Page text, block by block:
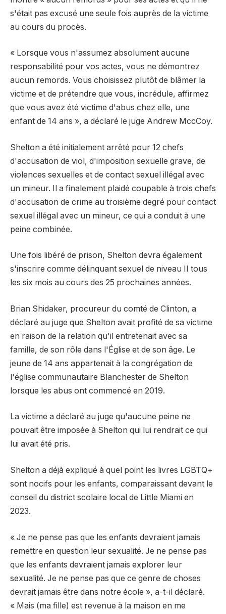
s'était pas excusé une seule fois auprès de la victime
au cours du procès.
« Lorsque vous n'assumez absolument aucune
responsabilité pour vos actes, vous ne démontrez
aucun remords. Vous choisissez plutôt de blâmer la
victime et de prétendre que vous, incrédule, affirmez
que vous avez été victime d'abus chez elle, une
enfant de 14 ans », a déclaré le juge Andrew MccCoy.
Shelton a été initialement arrêté pour 12 chefs
d'accusation de viol, d'imposition sexuelle grave, de
violences sexuelles et de contact sexuel illégal avec
un mineur. Il a finalement plaidé coupable à trois chefs
d'accusation de crime au troisième degré pour contact
sexuel illégal avec un mineur, ce qui a conduit à une
peine combinée.
Une fois libéré de prison, Shelton devra également
s'inscrire comme délinquant sexuel de niveau II tous
les six mois au cours des 25 prochaines années.
Brian Shidaker, procureur du comté de Clinton, a
déclaré au juge que Shelton avait profité de sa victime
en raison de la relation qu'il entretenait avec sa
famille, de son rôle dans l'Église et de son âge. Le
jeune de 14 ans appartenait à la congrégation de
l'église communautaire Blanchester de Shelton
lorsque les abus ont commencé en 2019.
La victime a déclaré au juge qu'aucune peine ne
pouvait être imposée à Shelton qui lui rendrait ce qui
lui avait été pris.
Shelton a déjà expliqué à quel point les livres LGBTQ+
sont nocifs pour les enfants, comparaissant devant le
conseil du district scolaire local de Little Miami en
2023.
« Je ne pense pas que les enfants devraient jamais
remettre en question leur sexualité. Je ne pense pas
que les enfants devraient jamais explorer leur
sexualité. Je ne pense pas que ce genre de choses
devrait jamais être dans notre école », a-t-il déclaré.
« Mais (ma fille) est revenue à la maison en me